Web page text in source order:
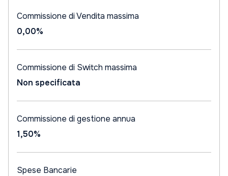
Commissione di Vendita massima
0,00%
Commissione di Switch massima
Non specificata
Commissione di gestione annua
1,50%
Spese Bancarie